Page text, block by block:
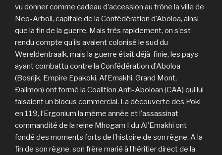
vu donner comme cadeau d’accession au trône la ville de
Neo-Arboli, capitale de la Confédération d’Aboloa, ainsi
que la fin de la guerre. Mais très rapidement, on s’est
rendu compte qu’ils avaient colonisé le sud du
Wereldentraalk, mais la guerre était déjà finie, les pays
ayant combattu contre la Confédération d’Aboloa
(Bosrijk, Empire Epakoki, Al’Emakhi, Grand Mont,
Ðalimon) ont formé la Coalition Anti-Aboloan (CAA) qui lui
faisaient un blocus commercial. La découverte des Poki
en 119, l’Ergonium la même année et l’assassinat
commandité de la reine Mhogarn I du Al’Emakhi ont
fondé des moments forts de l’histoire de son règne. A la
fin de son règne, son frère marié à l’héritier direct de la